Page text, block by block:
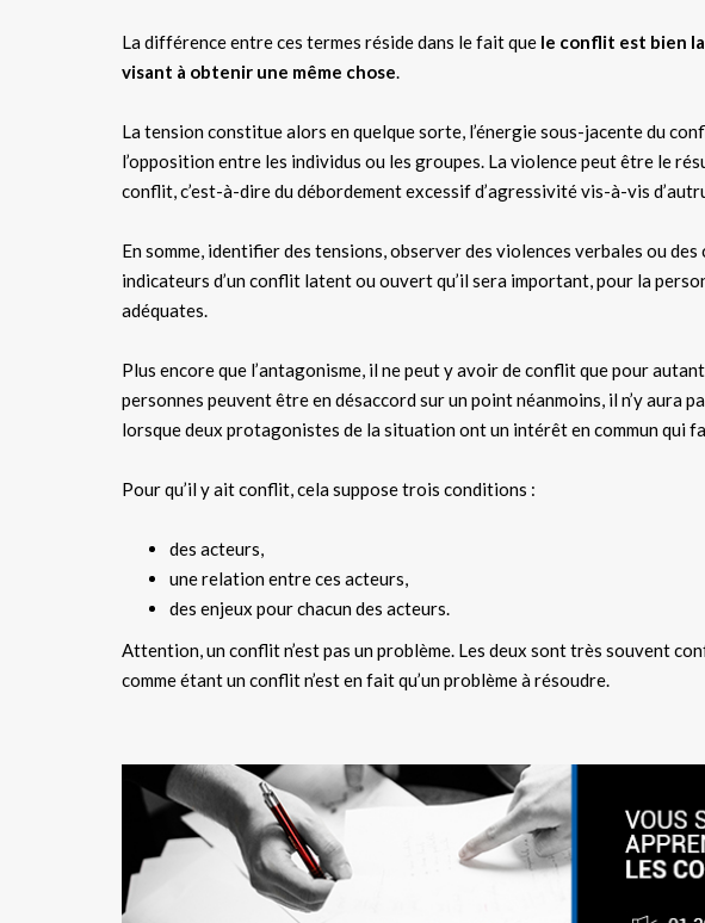
La différence entre ces termes réside dans le fait que le conflit est bien
visant à obtenir une même chose.
La tension constitue alors en quelque sorte, l’énergie sous-jacente du
l’opposition entre les individus ou les groupes. La violence peut être le
conflit, c’est-à-dire du débordement excessif d’agressivité vis-à-vis
En somme, identifier des tensions, observer des violences verbales ou
indicateurs d’un conflit latent ou ouvert qu’il sera important, pour la
adéquates.
Plus encore que l’antagonisme, il ne peut y avoir de conflit que pour
personnes peuvent être en désaccord sur un point néanmoins, il n’y aura
lorsque deux protagonistes de la situation ont un intérêt en commun qui
Pour qu’il y ait conflit, cela suppose trois conditions :
des acteurs,
une relation entre ces acteurs,
des enjeux pour chacun des acteurs.
Attention, un conflit n’est pas un problème. Les deux sont très souvent
comme étant un conflit n’est en fait qu’un problème à résoudre.